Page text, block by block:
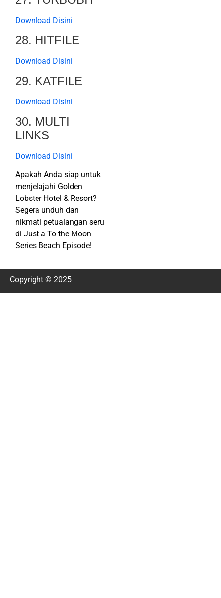
Download Disini
28. HITFILE
Download Disini
29. KATFILE
Download Disini
30. MULTI
LINKS
Download Disini
Apakah Anda siap untuk
menjelajahi Golden
Lobster Hotel & Resort?
Segera unduh dan
nikmati petualangan seru
di Just a To the Moon
Series Beach Episode!
Copyright © 2025